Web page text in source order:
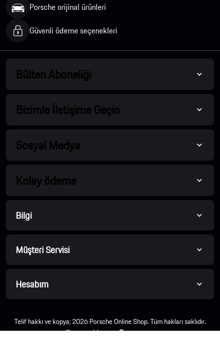
Porsche orijinal ürünleri
Güvenli ödeme seçenekleri
Bülten Aboneliği
Bizimle İletişime Geçin
Sosyal Medya
Kolay ödeme
Bilgi
Müşteri Servisi
Hesabım
Telif hakkı ve kopya; 2026 Porsche Online Shop. Tüm hakları saklıdır.
Powered bynopCommerce